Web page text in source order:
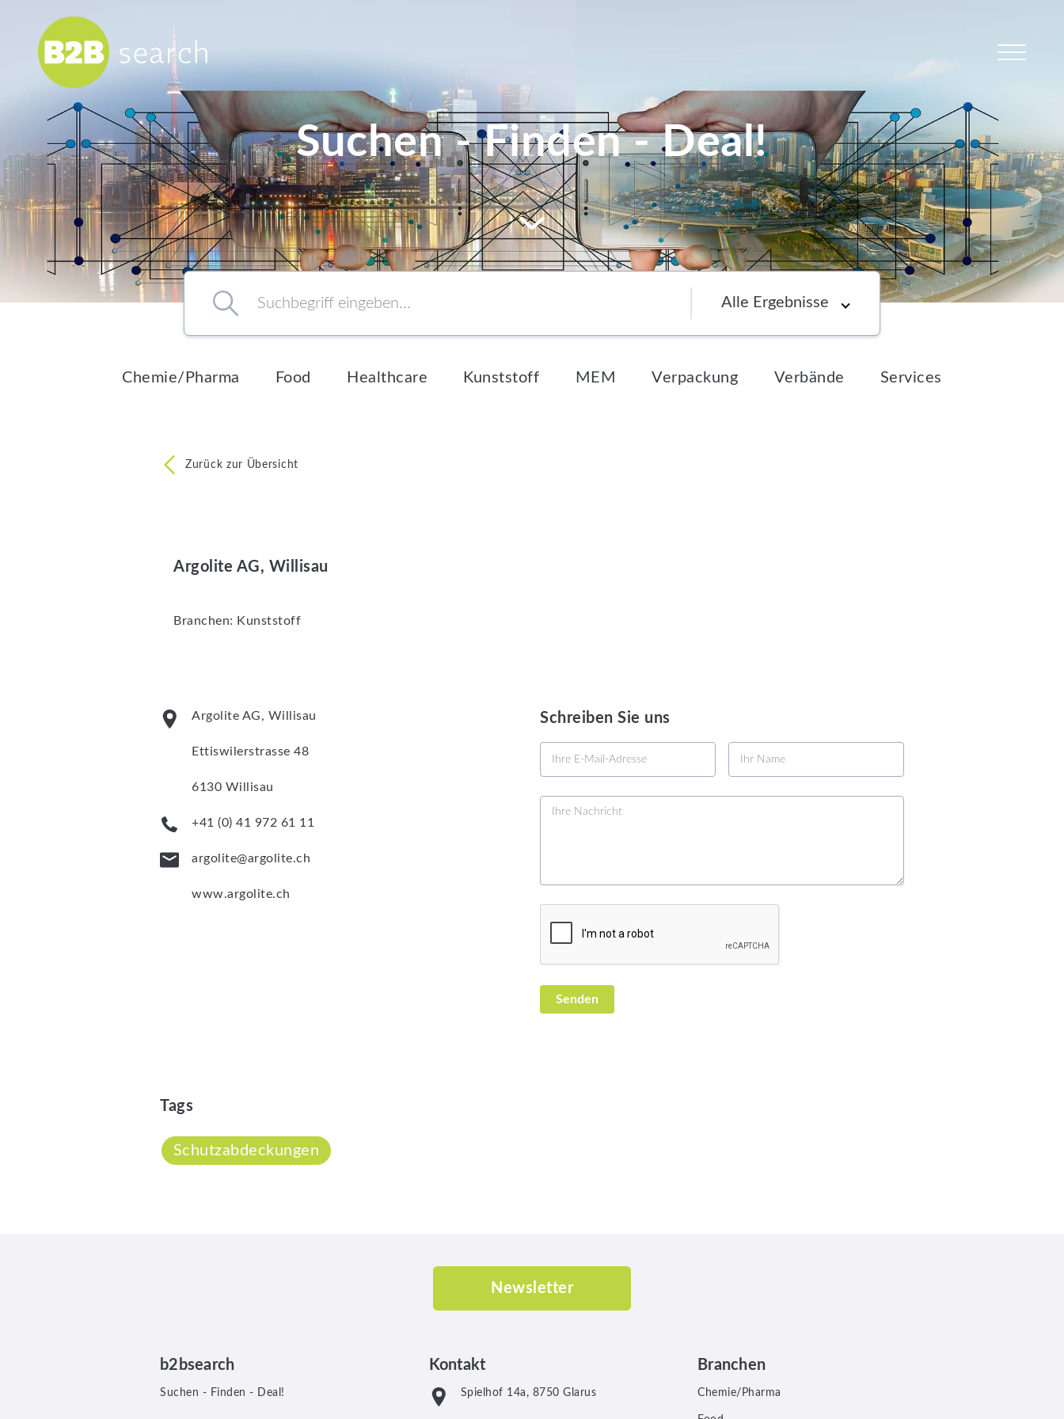
Chemie/Pharma
Food
Healthcare
Kunststoff
MEM
Verpackung
Verbände
Services
Newsletter
Suchen - Finden - Deal!
to content
Suchbegriff eingeben… Choose an option
Chemie/Pharma Food Healthcare Kunststoff MEM Verpackung Verbände Services
Zurück zur Übersicht
Argolite AG, Willisau
Branchen: Kunststoff
Argolite AG, Willisau
Ettiswilerstrasse 48
6130 Willisau
+41 (0) 41 972 61 11
argolite@argolite.ch
www.argolite.ch
Schreiben Sie uns
Tags
Schutzabdeckungen
Newsletter
b2bsearch
Suchen - Finden - Deal!
Kontakt
Spielhof 14a, 8750 Glarus
Branchen
Chemie/Pharma